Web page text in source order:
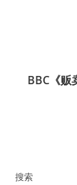
BBC《贩
搜索